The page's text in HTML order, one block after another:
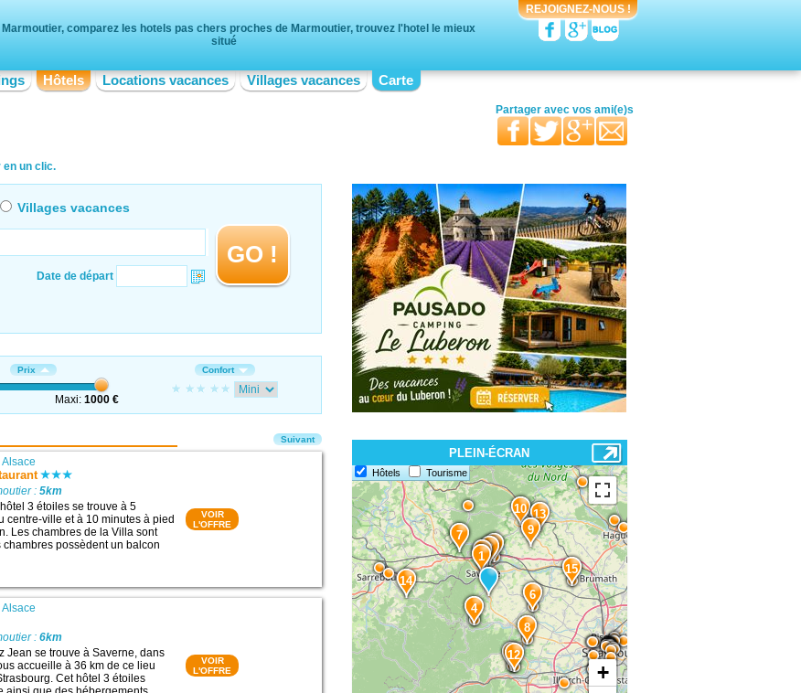
Marmoutier, comparez les hotels pas chers proches de Marmoutier, trouvez l'hotel le mieux
situé
REJOIGNEZ-NOUS !
Hôtels Locations vacances Villages vacances Carte
Partager avec votre famille
un clic.
Villages vacances
Date de départ
GO !
Prix
Maxi: 1000 €
Confort
Alsace
:5km
3 étoiles se trouve à 5
centre-ville et à 10 minutes à pied
Les chambres de la Villa sont
possèdent un balcon
VOIR
L'OFFRE
Alsace
:6km
Jean se trouve à Saverne, dans
accueille à 36 km de ce lieu
Cet hôtel 3 étoiles
VOIR
L'OFFRE
Suivant
PLEIN-ÉCRAN
Hôtels Tourisme
15
14
13
12
11
10
9
8
7
6
5
4
3
2
1
+